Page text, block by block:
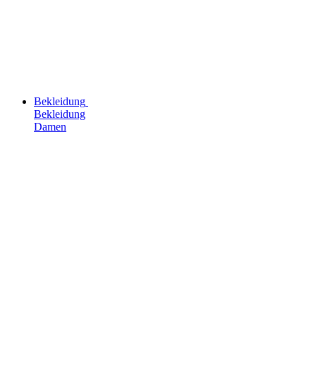
Bekleidung
Bekleidung
Damen